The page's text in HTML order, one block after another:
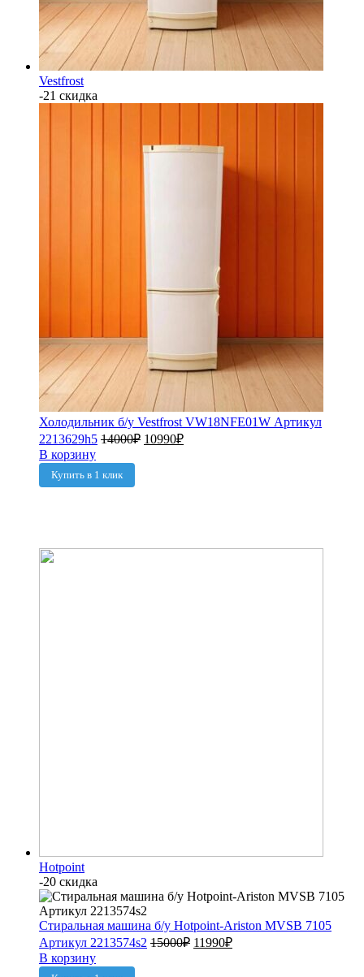
Vestfrost
-21 скидка
Холодильник б/у Vestfrost VW18NFE01W Артикул
2213629h5 14000₽ 10990₽
В корзину
Купить в 1 клик
Hotpoint
-20 скидка
Стиральная машина б/у Hotpoint-Ariston MVSB 7105
Артикул 2213574s2 15000₽ 11990₽
В корзину